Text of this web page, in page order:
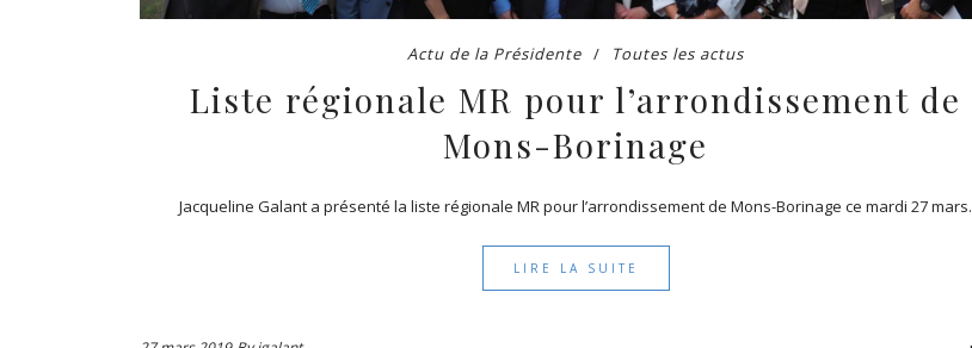
Actu de la Présidente Toutes les actus
Liste régionale MR pour l’arrondissement de
Mons-Borinage
Jacqueline Galant a présenté la liste régionale MR pour l’arrondissement de Mons-Borinage ce mardi 27 mars.
LIRE LA SUITE